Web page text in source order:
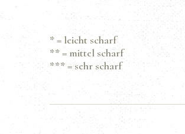
*= leicht scharf
**= mittel scharf
***= sehr scharf